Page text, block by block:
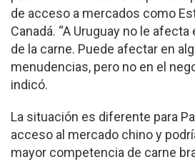
de acceso a mercados como
Canadá. “A Uruguay no le
de la carne. Puede afectar en
menudencias, pero no en el
indicó.
La situación es diferente para
acceso al mercado chino y
mayor competencia de carne